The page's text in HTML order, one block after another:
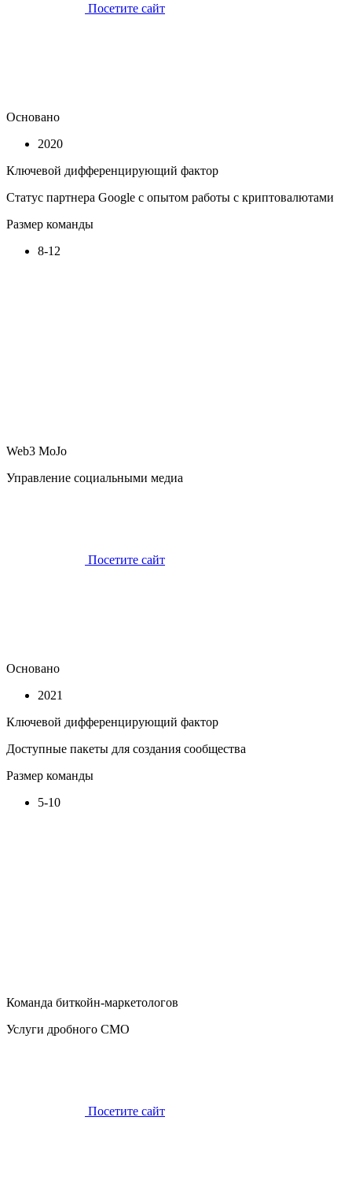
Посетите сайт
Основано
2020
Ключевой дифференцирующий фактор
Статус партнера Google с опытом работы с криптовалютами
Размер команды
8-12
Web3 MoJo
Управление социальными медиа
Посетите сайт
Основано
2021
Ключевой дифференцирующий фактор
Доступные пакеты для создания сообщества
Размер команды
5-10
Команда биткойн-маркетологов
Услуги дробного CMO
Посетите сайт